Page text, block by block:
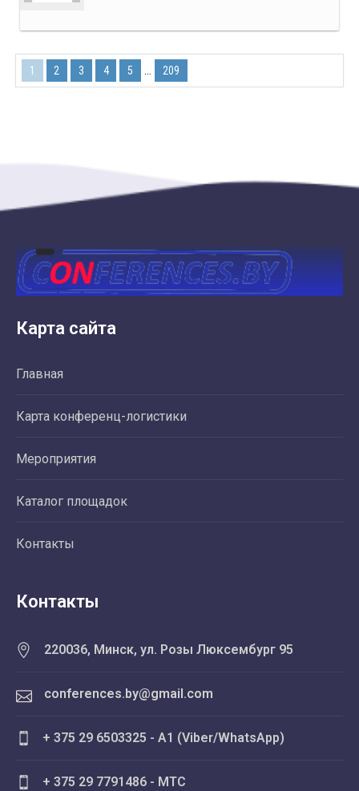
1 2 3 4 5 ... 209
Карта сайта
Главная
Карта конференц-логистики
Мероприятия
Каталог площадок
Контакты
Контакты
220036, Минск, ул. Розы Люксембург 95
conferences.by@gmail.com
+ 375 29 6503325 - A1 (Viber/WhatsApp)
+ 375 29 7791486 - MTC